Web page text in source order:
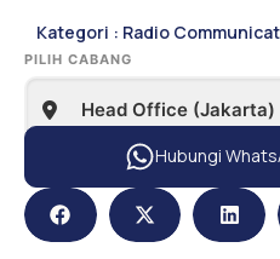
Kategori : Radio
PILIH CABANG
Hubungi